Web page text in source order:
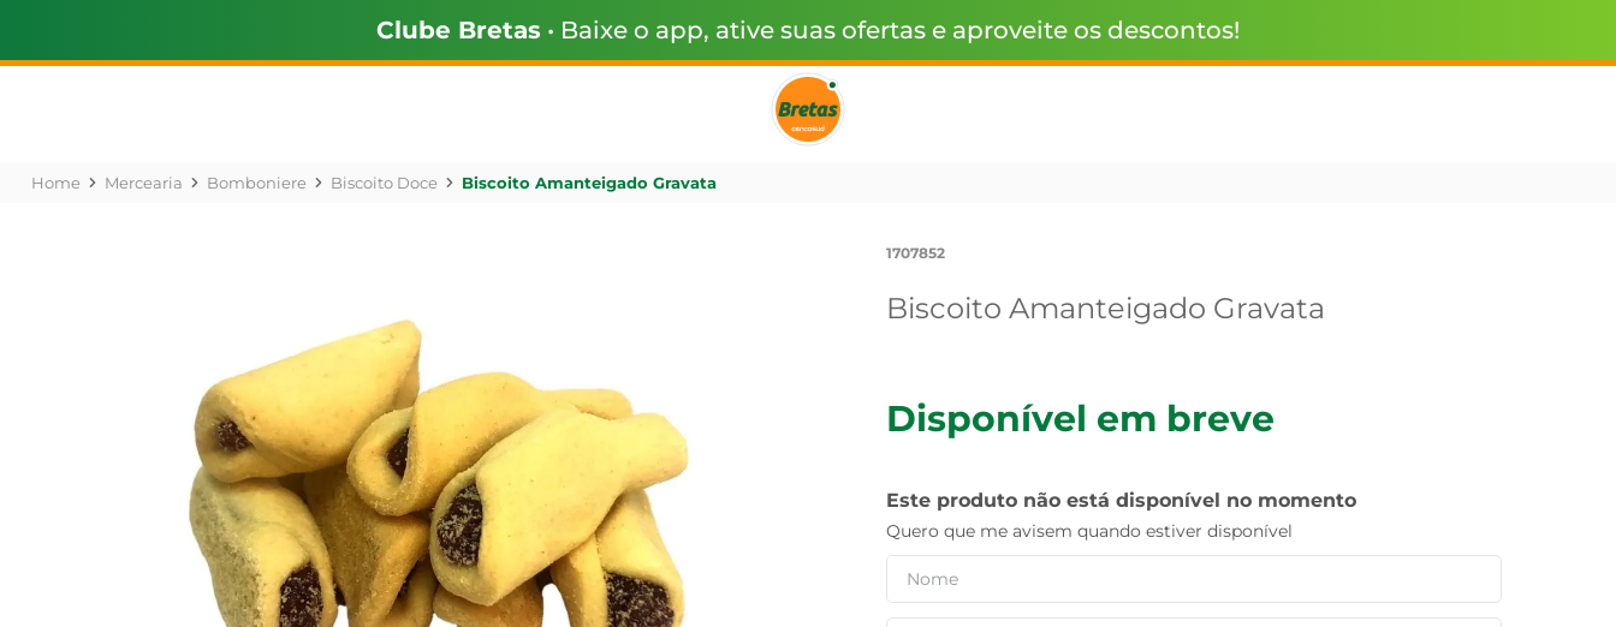
Clube Bretas • Baixe o app, ative suas ofertas e aproveite os descontos!
Mercearia Bomboniere Biscoito Doce Biscoito Amanteigado Gravata
1707852
Biscoito Amanteigado Gravata
Disponível em breve
Este produto não está disponível no momento
Quero que me avisem quando estiver disponível